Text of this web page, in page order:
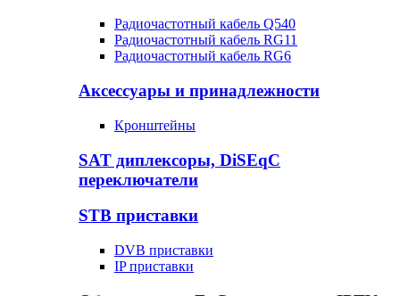
Радиочастотный кабель Q540
Радиочастотный кабель RG11
Радиочастотный кабель RG6
Аксессуары и принадлежности
Кронштейны
SAT диплексоры, DiSEqC
переключатели
STB приставки
DVB приставки
IP приставки